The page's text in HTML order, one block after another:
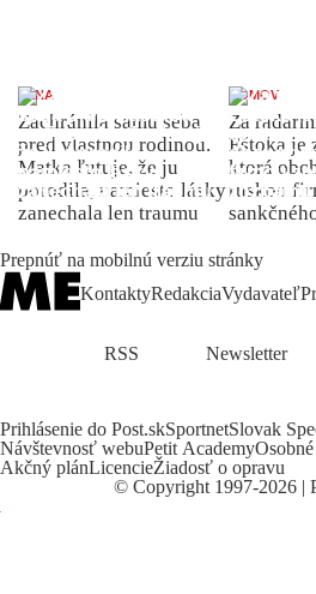
ŽENA
Zachránila samu seba
pred vlastnou rodinou.
Matka ľutuje, že ju
porodila, namiesto lásky
zanechala len traumu
DOMOV
Za
Eštoka je
ktorá
ruskou
Prepnúť na mobilnú verziu stránky
KontaktyRedakciaVydavateľ
RSS Newsletter
Prihlásenie do Post.skSportnetSlovak
Návštevnosť webuPetit Academy
Akčný plánLicencieŽiadosť o opravu
© Copyright 1997-2026 |